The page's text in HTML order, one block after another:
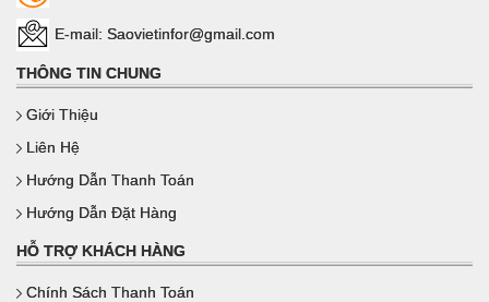
E-mail: Saovietinfor@gmail.com
THÔNG TIN CHUNG
Giới Thiệu
Liên Hệ
Hướng Dẫn Thanh Toán
Hướng Dẫn Đặt Hàng
HỖ TRỢ KHÁCH HÀNG
Chính Sách Thanh Toán